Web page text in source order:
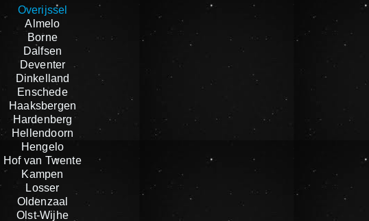
Overijssel
Almelo
Borne
Dalfsen
Deventer
Dinkelland
Enschede
Haaksbergen
Hardenberg
Hellendoorn
Hengelo
Hof van Twente
Kampen
Losser
Oldenzaal
Olst-Wijhe